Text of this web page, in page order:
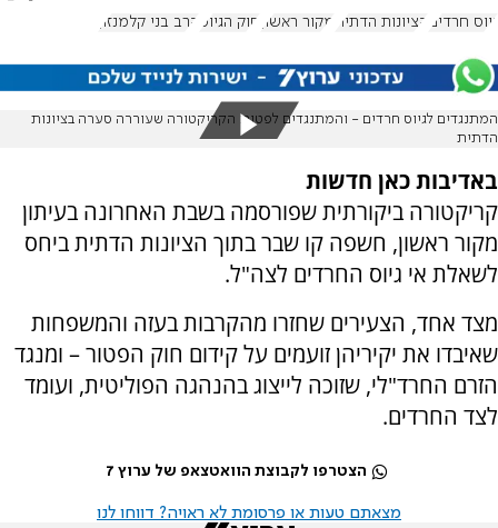
גיוס חרדים הציונות הדתית מקור ראשון חוק הגיוס הרב בני קלמנזון
המתנגדים לגיוס חרדים - והמתנגדים לפטור: הקריקטורה שעוררה סערה בציונות
הדתית
באדיבות כאן חדשות
קריקטורה ביקורתית שפורסמה בשבת האחרונה בעיתון
מקור ראשון, חשפה קו שבר בתוך הציונות הדתית ביחס
לשאלת אי גיוס החרדים לצה"ל.
מצד אחד, הצעירים שחזרו מהקרבות בעזה והמשפחות
שאיבדו את יקיריהן זועמים על קידום חוק הפטור – ומנגד
הזרם החרד"לי, שזוכה לייצוג בהנהגה הפוליטית, ועומד
לצד החרדים.
הצטרפו לקבוצת הוואטצאפ של ערוץ 7
מצאתם טעות או פרסומת לא ראויה? דווחו לנו